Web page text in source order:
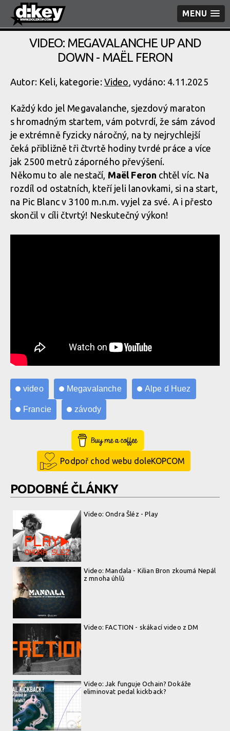
MENU
VIDEO: MEGAVALANCHE UP AND
DOWN - MAËL FERON
Autor: Keli, kategorie: Video, vydáno: 4.11.2025
Každý kdo jel Megavalanche, sjezdový maraton
s hromadným startem, vám potvrdí, že sám závod
je extrémně fyzicky náročný, na ty nejrychlejší
čeká přibližně tři čtvrtě hodiny tvrdé práce a více
jak 2500 metrů záporného převýšení.
Někomu to ale nestačí, Maël Feron chtěl víc. Na
rozdíl od ostatních, kteří jeli lanovkami, si na start,
na Pic Blanc v 3100 m.n.m. vyjel za své. A i přesto
skončil v cíli čtvrtý! Neskutečný výkon!
video Megavalanche Alpe d Huez
Francie závody
Buy Me a Coffee
Podpoř chod webu doleKOPCOM
PODOBNÉ ČLÁNKY
Video: Ondra Šléz - Play
Video: Mandala - Kilian Bron zkoumá Nepál
z mnoha úhlů
Video: FACTION - skákací video z DM
Video: Jak funguje Ochain? Dokáže
eliminovat pedal kickback?